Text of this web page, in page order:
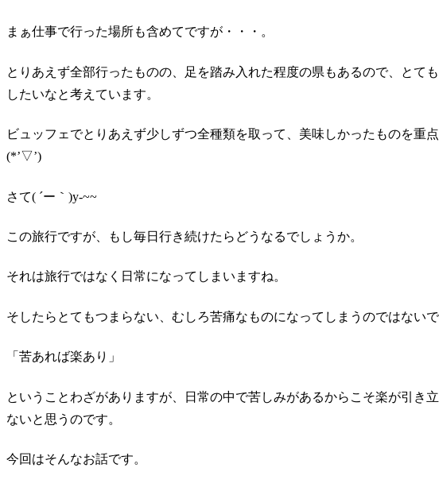
まぁ仕事で行った場所も含めてですが・・・。
とりあえず全部行ったものの、足を踏み入れた程度の県もあるので、とて
したいなと考えています。
ビュッフェでとりあえず少しずつ全種類を取って、美味しかったものを重
(*’▽’)
さて( ´ー｀)y-~~
この旅行ですが、もし毎日行き続けたらどうなるでしょうか。
それは旅行ではなく日常になってしまいますね。
そしたらとてもつまらない、むしろ苦痛なものになってしまうのではないで
「苦あれば楽あり」
ということわざがありますが、日常の中で苦しみがあるからこそ楽が引き
ないと思うのです。
今回はそんなお話です。